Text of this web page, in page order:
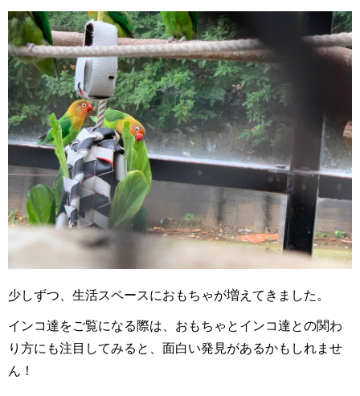
少しずつ、生活スペースにおもちゃが増えてきました。
インコ達をご覧になる際は、おもちゃとインコ達との関わ
り方にも注目してみると、面白い発見があるかもしれませ
ん！